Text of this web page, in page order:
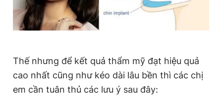
Thế nhưng để kết quả thẩm mỹ đạt hiệu quả
cao nhất cũng như kéo dài lâu bền thì các chị
em cần tuân thủ các lưu ý sau đây: